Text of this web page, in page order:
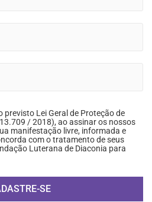
previsto Lei Geral de Proteção de
/ 2018), ao assinar os nossos
manifestação livre, informada e
com o tratamento de seus
Luterana de Diaconia para
SE